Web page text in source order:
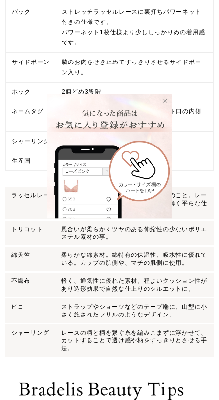
バック
ストレッチラッセルレースに裏打ちパワーネット
付きの仕様です。
パワーネット1枚仕様より少ししっかりめの着用感
です。
サイドボーン
脇のお肉をせき止めてすっきりさせるサイドボー
ン入り。
ホック 2個どめ3段階
ネームタグ
肌触りを考慮し、右側のパッドポケット口の内側
にネームタグを設置。
シャーリング*
生産国 日本製
ラッセルレース
ラッセルレース編機で作られたレースのこと。レー
スを編みながら柄を作っていくので、薄く平らな仕
上がりが特徴。
トリコット
風合いが柔らかくツヤのある伸縮性の少ないポリエ
ステル素材の事。
綿天竺
柔らかな綿素材。綿特有の保温性、吸水性に優れて
いる。カップの肌側や、マチの肌側に使用。
不織布
軽く、通気性に優れた素材。程よいクッション性が
あり造形効果で自然な仕上りのシルエットに。
ピコ
ストラップやショーツなどのテープ端に、山型に小
さく施されたフリルのようなデザイン。
シャーリング
レースの柄と柄を繋ぐ糸を編みこまずに浮かせて、
カットすることで透け感や柄をすっきりとさせる手
法。